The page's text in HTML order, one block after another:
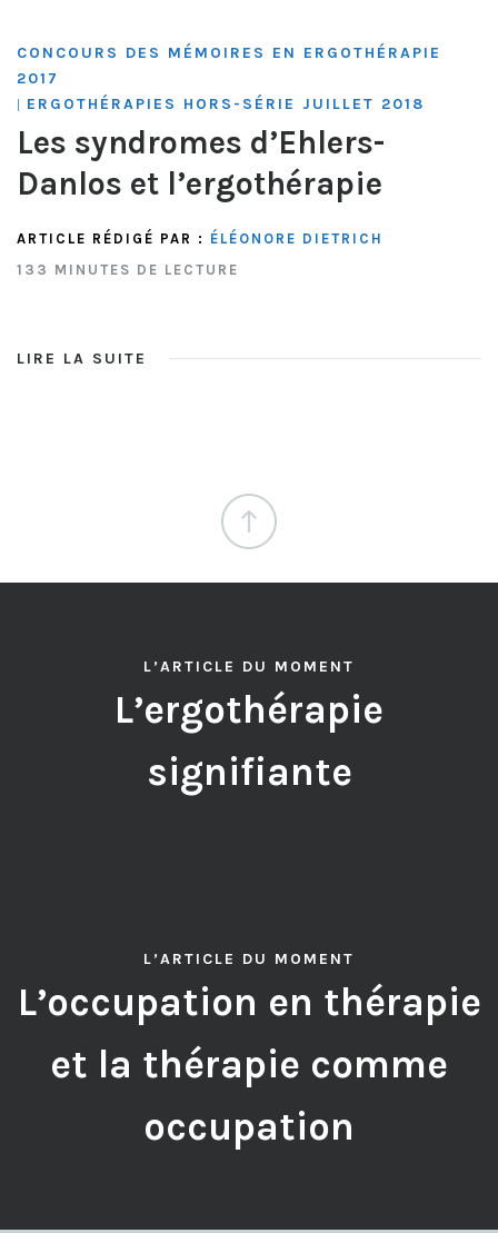
CONCOURS DES MÉMOIRES EN ERGOTHÉRAPIE
2017
| ERGOTHÉRAPIES HORS-SÉRIE JUILLET 2018
Les syndromes d’Ehlers-
Danlos et l’ergothérapie
ARTICLE RÉDIGÉ PAR : ÉLÉONORE DIETRICH
133 MINUTES DE LECTURE
LIRE LA SUITE
L’ARTICLE DU MOMENT
L’ergothérapie
signifiante
L’ARTICLE DU MOMENT
L’occupation en thérapie
et la thérapie comme
occupation